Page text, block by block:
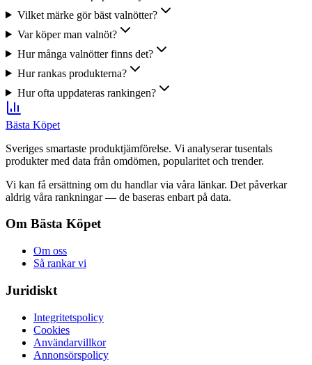
Vilket märke gör bäst valnötter?
Var köper man valnöt?
Hur många valnötter finns det?
Hur rankas produkterna?
Hur ofta uppdateras rankingen?
Bästa Köpet
Sveriges smartaste produktjämförelse. Vi analyserar tusentals
produkter med data från omdömen, popularitet och trender.
Vi kan få ersättning om du handlar via våra länkar. Det påverkar
aldrig våra rankningar — de baseras enbart på data.
Om Bästa Köpet
Om oss
Så rankar vi
Juridiskt
Integritetspolicy
Cookies
Användarvillkor
Annonsörspolicy